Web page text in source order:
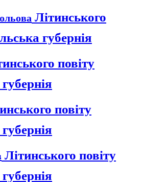
Літинського
губернія
повіту
повіту
Літинського повіту